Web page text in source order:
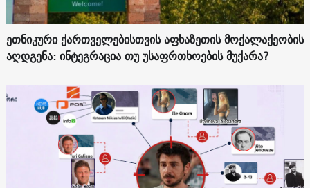
ეთნიკური ქართველებისთვის აფხაზეთის მოქალაქეობის
აღდგენა: ინტეგრაცია თუ უსაფრთხოების მუქარა?